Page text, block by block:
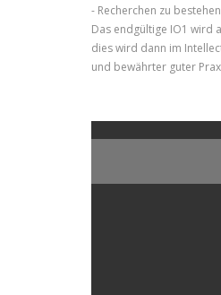
- Recherchen zu
Das endgültige IO1 wird
dies wird dann im
und bewährter guter